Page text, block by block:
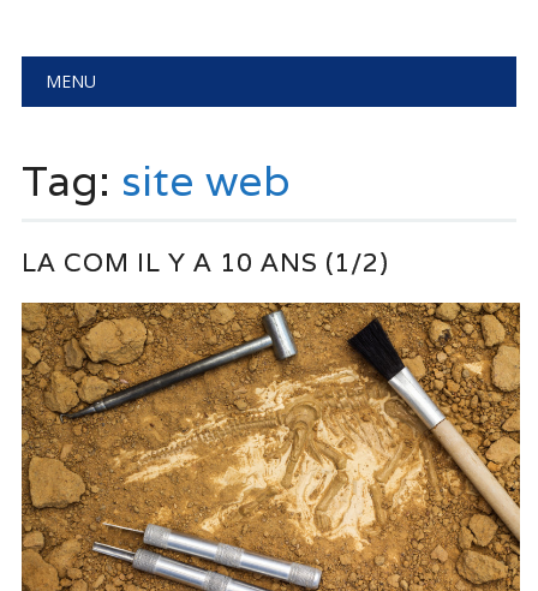
Main menu
MENU
Tag: site web
LA COM IL Y A 10 ANS (1/2)